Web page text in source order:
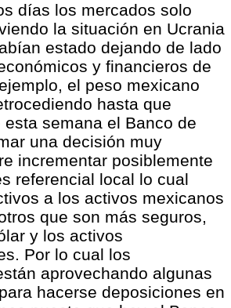
días los mercados solo
la situación en Ucrania
estado dejando de lado
y financieros de
el peso mexicano
hasta que
esta semana el Banco de
una decisión muy
incrementar posiblemente
referencial local lo cual
a los activos mexicanos
que son más seguros,
y los activos
Por lo cual los
aprovechando algunas
hacerse deposiciones en